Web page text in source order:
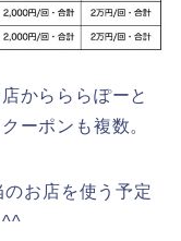
からららぽーと
ーポンも複数。
お店を使う予定
^^